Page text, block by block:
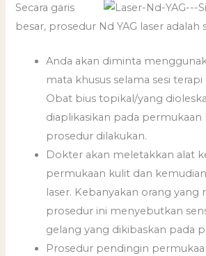
Secara garis
besar, prosedur Nd YAG laser adalah
Anda akan diminta
mata khusus selama sesi
Obat bius topikal/yang
diaplikasikan pada
prosedur dilakukan.
Dokter akan meletakkan alat
permukaan kulit dan
laser. Kebanyakan orang yang
prosedur ini menyebutkan
gelang yang dikibaskan pada
Prosedur pendingin